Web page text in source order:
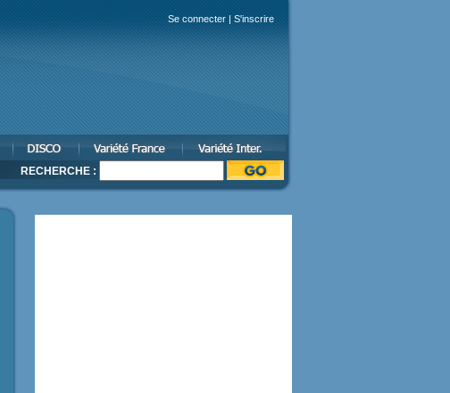
Se connecter | S'inscrire
RECHERCHE :